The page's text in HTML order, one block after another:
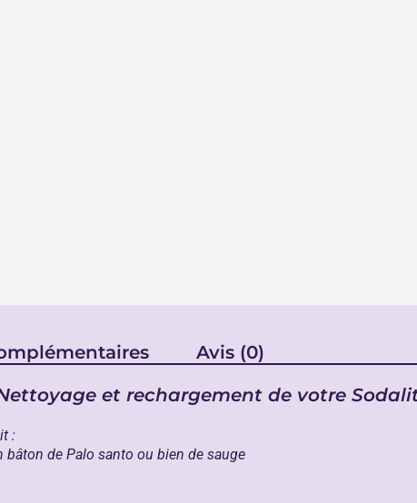
Avis (0)
et rechargement de votre
:
bâton de Palo santo ou bien de sauge